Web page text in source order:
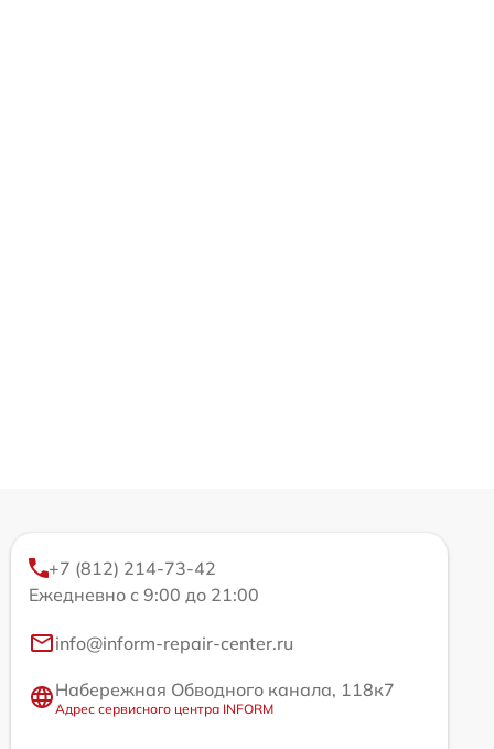
+7 (812) 214-73-42
Ежедневно с 9:00 до 21:00
info@inform-repair-center.ru
Набережная Обводного канала, 118к7
Адрес сервисного центра INFORM